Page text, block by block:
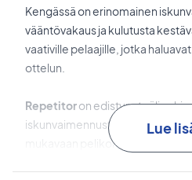
Kengässä on erinomainen
vääntövakaus ja kulutusta
vaativille pelaajille, jotka
ottelun.
Repetitoron edistynyt
iskunvaimennusta ja
mukavaan pelikokemukseen.
Lue